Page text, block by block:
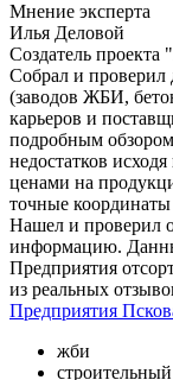
Мнение эксперта
Илья Деловой
Создатель проекта
Собрал и
(заводов ЖБИ,
карьеров и
подробным
недостатков
ценами на
точные
Нашел и проверил
информацию.
Предприятия
из реальных
Предприятия
жби